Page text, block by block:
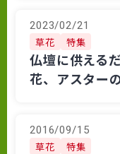
2023/02/21
草花 特集
仏壇に供える
花、アスター
2016/09/15
草花 特集